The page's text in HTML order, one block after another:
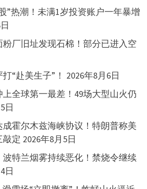
”热潮！未满1岁投资账户一年暴增
厂旧址发现石棉！部分已进入空
“赴美生子”！ 2026年8月6日
全球第一最差！49场大型山火仍
日
霍尔木兹海峡协议！特朗普称美
定 2026年8月5日
特兰烟雾持续恶化！禁烧令继续
日